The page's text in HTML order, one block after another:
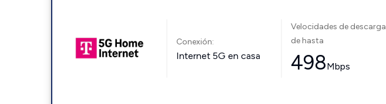
Conexión:
Internet 5G en casa
Velocidades de descarga
de hasta
498Mbps